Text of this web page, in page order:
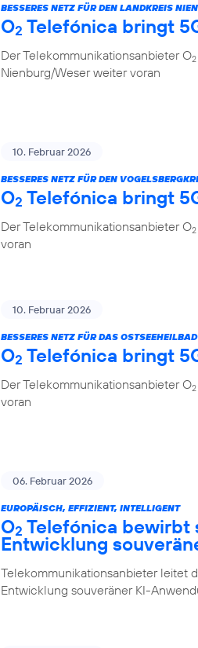
BESSERES NETZ FÜR DEN LANDKREIS
O2 Telefónica bringt
Der Telekommunikationsanbieter O2
Nienburg/Weser weiter voran
10. Februar 2026
BESSERES NETZ FÜR DEN
O2 Telefónica bringt
Der Telekommunikationsanbieter O2
voran
10. Februar 2026
BESSERES NETZ FÜR DAS OSTSEEHEILBAD
O2 Telefónica bringt
Der Telekommunikationsanbieter O2
voran
06. Februar 2026
EUROPÄISCH, EFFIZIENT, INTELLIGENT
O2 Telefónica bewirbt
Entwicklung
Telekommunikationsanbieter leitet
Entwicklung souveräner KI-